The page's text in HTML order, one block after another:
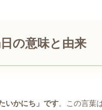
の意味と由来
いかにち」です。この言葉